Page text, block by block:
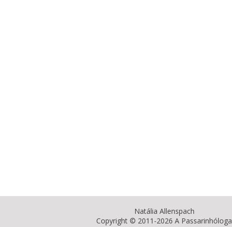
Natália Allenspach
Copyright © 2011-2026 A Passarinhóloga